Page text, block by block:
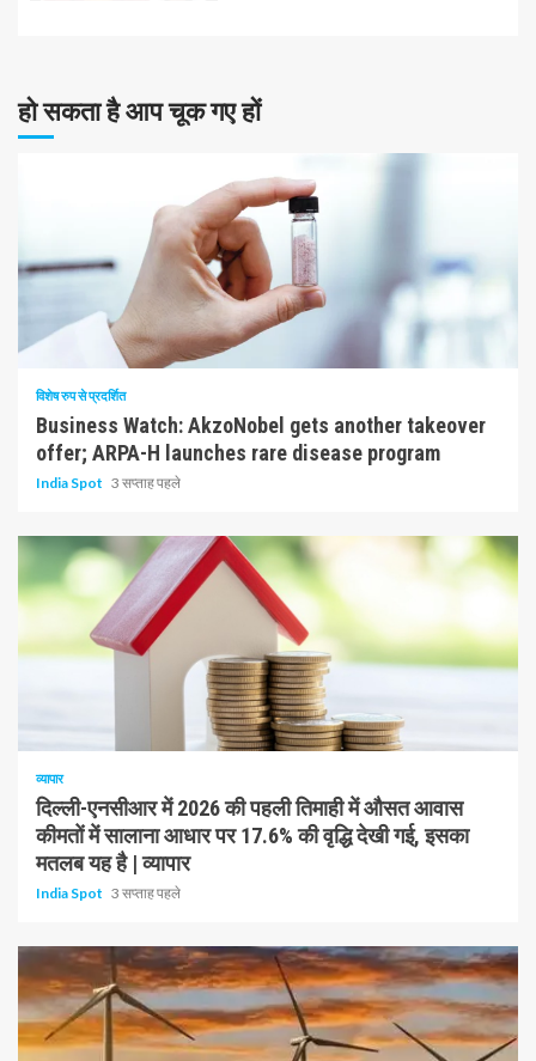
हो सकता है आप चूक गए हों
10 न्यूनतम पढ़ा
विशेष रुप से प्रदर्शित
Business Watch: AkzoNobel gets another takeover
offer; ARPA-H launches rare disease program
India Spot 3 सप्ताह पहले
व्यापार
दिल्ली-एनसीआर में 2026 की पहली तिमाही में औसत आवास
कीमतों में सालाना आधार पर 17.6% की वृद्धि देखी गई, इसका
मतलब यह है | व्यापार
India Spot 3 सप्ताह पहले